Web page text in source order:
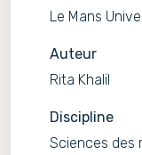
Le Mans
Auteur
Rita Khalil
Discipline
Sciences des